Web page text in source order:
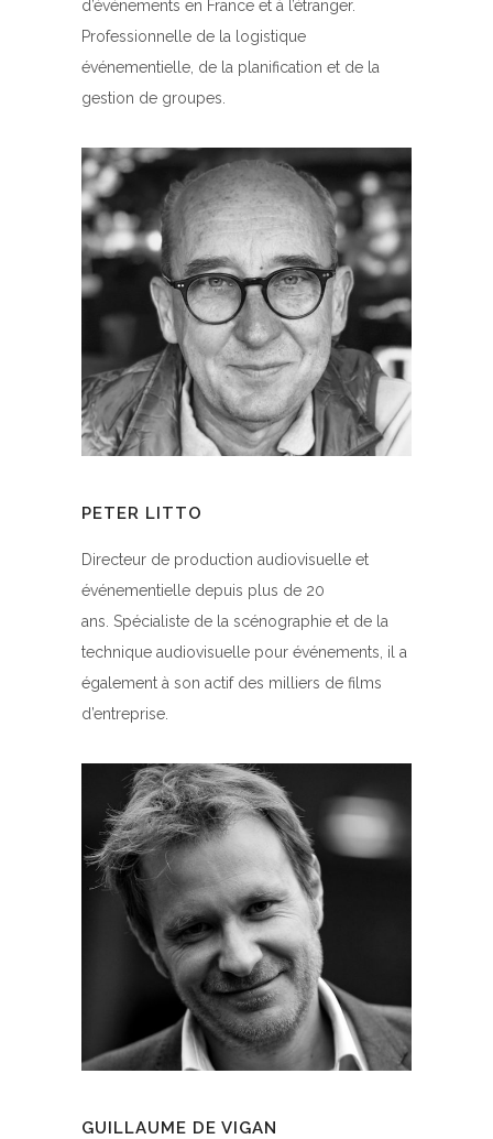
d’événements en France et à l’étranger.
Professionnelle de la logistique
événementielle, de la planification et de la
gestion de groupes.
PETER LITTO
Directeur de production audiovisuelle et
événementielle depuis plus de 20
ans. Spécialiste de la scénographie et de la
technique audiovisuelle pour événements, il a
également à son actif des milliers de films
d’entreprise.
GUILLAUME DE VIGAN